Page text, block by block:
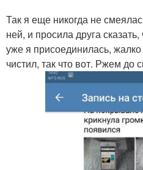
Так я еще никогда не
ней, и просила друга
уже я присоединилась,
чистил, так что вот. Ржем до